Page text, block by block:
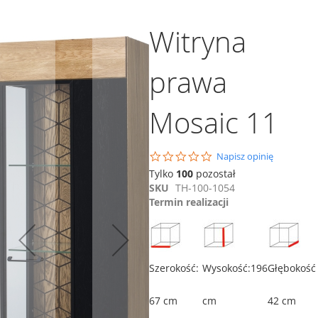
Witryna
prawa
Mosaic 11
0.0
star
rating
Napisz opinię
Tylko 100 pozostał
SKU TH-100-1054
Termin realizacji
Szerokość:
67 cm
Wysokość:196
cm
Głębokość
42 cm
Dodaj do koszyka
Dodaj do koszyka
Witryna Mosaic 15
Dodaj do koszyka Porównaj